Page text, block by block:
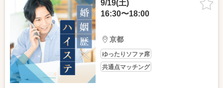
9/19(土)
16:30〜18:00
京都
ゆったりソファ席
共通点マッチング